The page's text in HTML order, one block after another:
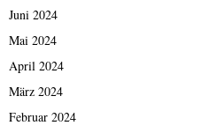
Juni 2024
Mai 2024
April 2024
März 2024
Februar 2024